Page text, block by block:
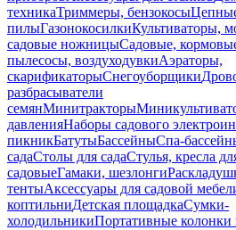
техникаТриммеры, бензокосы
пилыГазонокосилкиКультиваторы,
садовые ножницыСадовые,
пылесосы, воздуходувкиАэраторы,
скарификаторыСнегоуборщики
разбрасыватели
семянМинитракторы
давленияНаборы садового
пикникБатутыБассейныСпа-
садаСтолы для садаСтулья, кресла
садовыеГамаки, шезлонги
тентыАксессуары для садовой
коптильниДетская площадкаСумки-
холодильникиПортативные колонки